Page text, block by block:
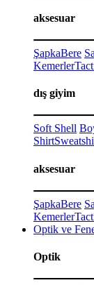
aksesuar
ŞapkaBere
Kemerler
dış giyim
Soft Shell
Shirt
aksesuar
ŞapkaBere
Kemerler
Optik ve
Optik